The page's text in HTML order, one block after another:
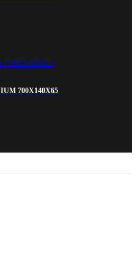
700X140X65